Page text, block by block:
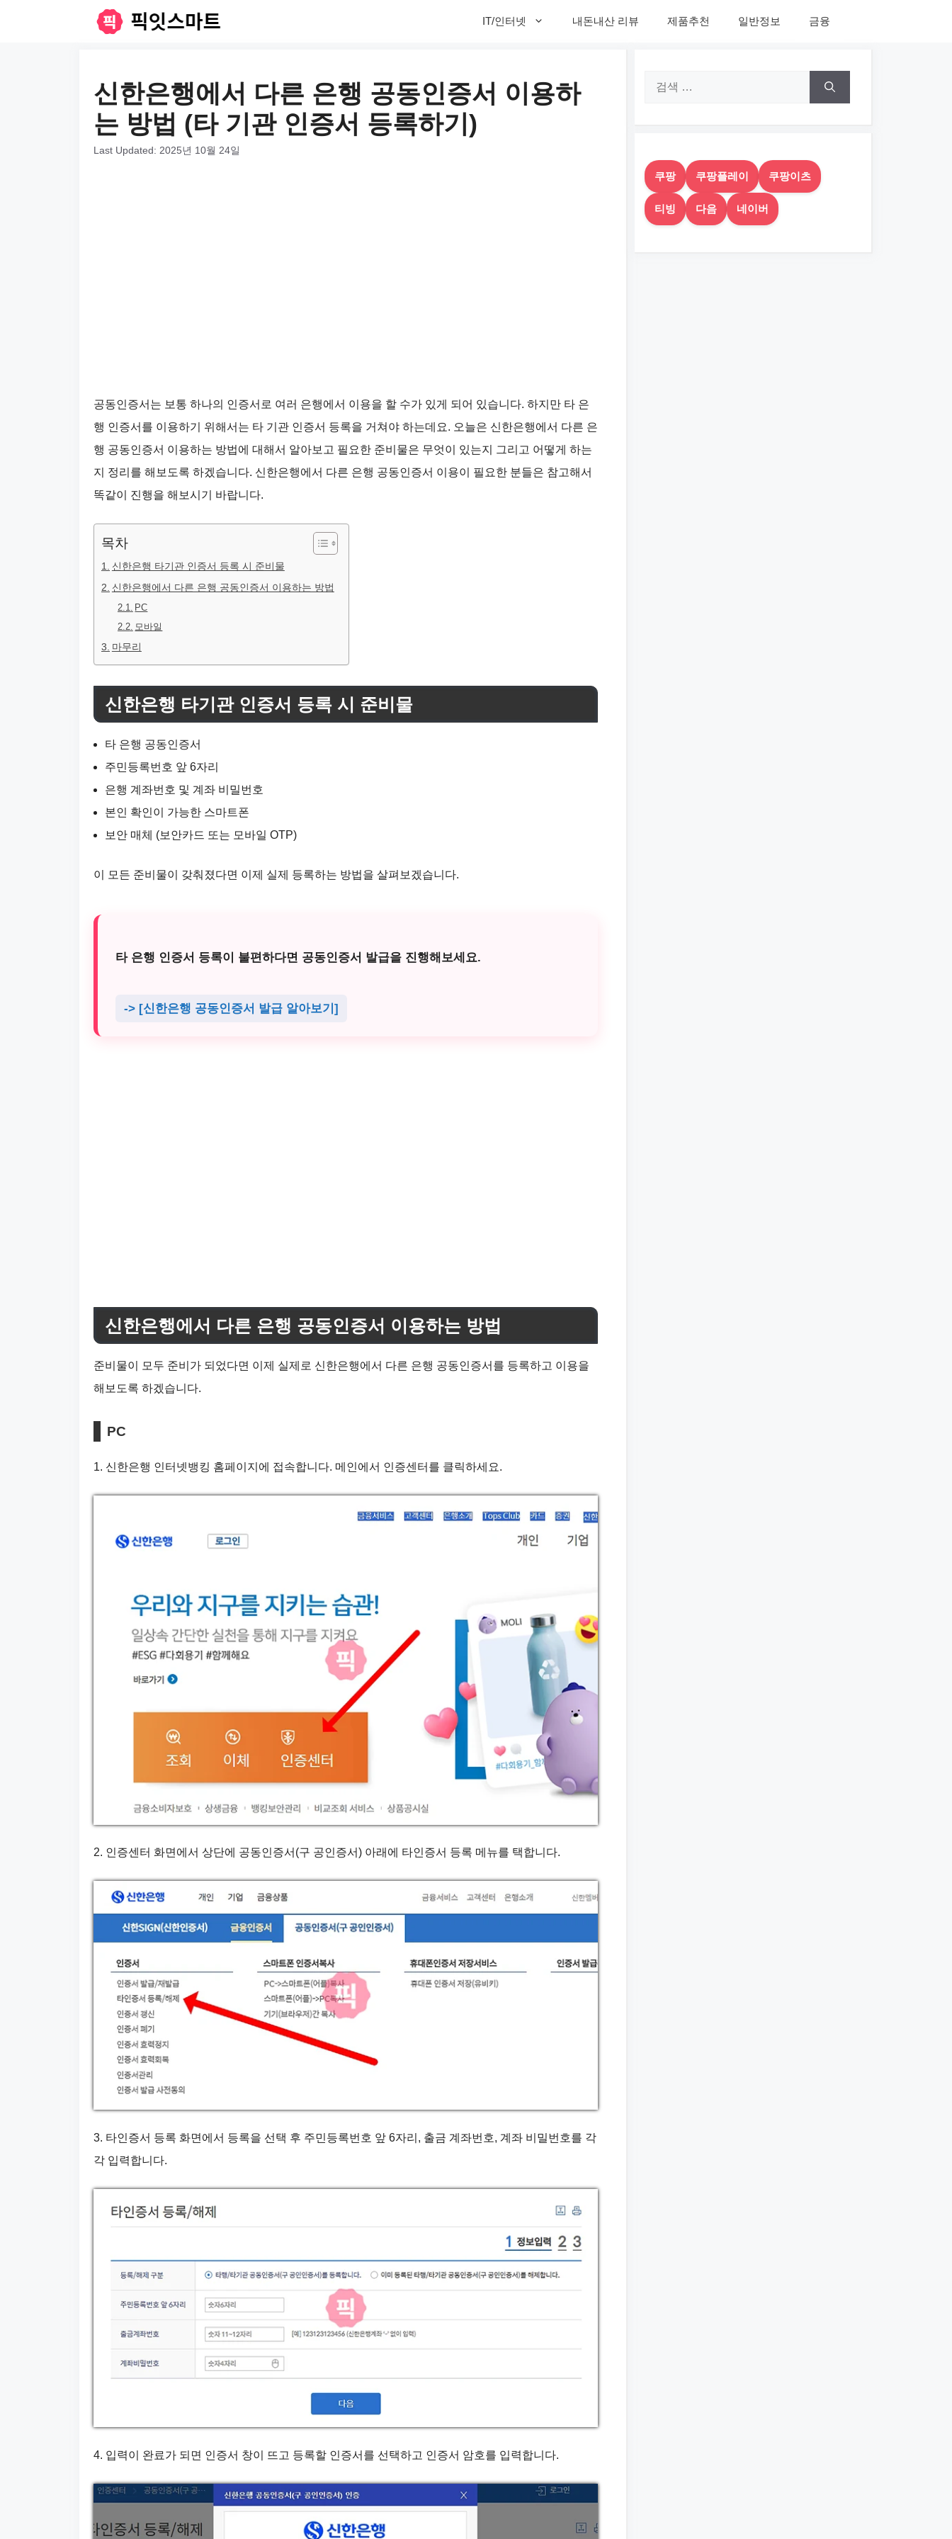
IT/인터넷 내돈내산 리뷰 제품추천 일반정보 금융
신한은행에서 다른 은행 공동인증서 이용하
는 방법 (타 기관 인증서 등록하기)
Last Updated: 2025년 10월 24일
공동인증서는 보통 하나의 인증서로 여러 은행에서 이용을 할 수가 있게 되어 있습니다. 하지만 타 은
행 인증서를 이용하기 위해서는 타 기관 인증서 등록을 거쳐야 하는데요. 오늘은 신한은행에서 다른 은
행 공동인증서 이용하는 방법에 대해서 알아보고 필요한 준비물은 무엇이 있는지 그리고 어떻게 하는
지 정리를 해보도록 하겠습니다. 신한은행에서 다른 은행 공동인증서 이용이 필요한 분들은 참고해서
똑같이 진행을 해보시기 바랍니다.
목차
신한은행 타기관 인증서 등록 시 준비물
신한은행에서 다른 은행 공동인증서 이용하는 방법
PC
모바일
마무리
신한은행 타기관 인증서 등록 시 준비물
타 은행 공동인증서
주민등록번호 앞 6자리
은행 계좌번호 및 계좌 비밀번호
본인 확인이 가능한 스마트폰
보안 매체 (보안카드 또는 모바일 OTP)
이 모든 준비물이 갖춰졌다면 이제 실제 등록하는 방법을 살펴보겠습니다.
타 은행 인증서 등록이 불편하다면 공동인증서 발급을 진행해보세요.
-> [신한은행 공동인증서 발급 알아보기]
신한은행에서 다른 은행 공동인증서 이용하는 방법
준비물이 모두 준비가 되었다면 이제 실제로 신한은행에서 다른 은행 공동인증서를 등록하고 이용을
해보도록 하겠습니다.
PC
1. 신한은행 인터넷뱅킹 홈페이지에 접속합니다. 메인에서 인증센터를 클릭하세요.
2. 인증센터 화면에서 상단에 공동인증서(구 공인증서) 아래에 타인증서 등록 메뉴를 택합니다.
3. 타인증서 등록 화면에서 등록을 선택 후 주민등록번호 앞 6자리, 출금 계좌번호, 계좌 비밀번호를 각
각 입력합니다.
4. 입력이 완료가 되면 인증서 창이 뜨고 등록할 인증서를 선택하고 인증서 암호를 입력합니다.
쿠팡 쿠팡플레이 쿠팡이츠
티빙 다음 네이버